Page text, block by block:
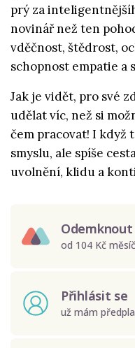
prý za
novinář než ten
vděčnost, štědrost,
schopnost empatie a
Jak je vidět, pro své
udělat víc, než si
čem pracovat! I když
smyslu, ale spíše
uvolnění, klidu a
od 104 Kč
Přihlásit se
už mám